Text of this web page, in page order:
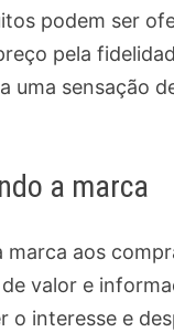
podem ser
pela
uma sensação
a marca
marca aos
valor e
o interesse e